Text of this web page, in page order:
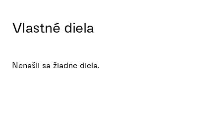
Vlastné diela
Nenašli sa žiadne diela.